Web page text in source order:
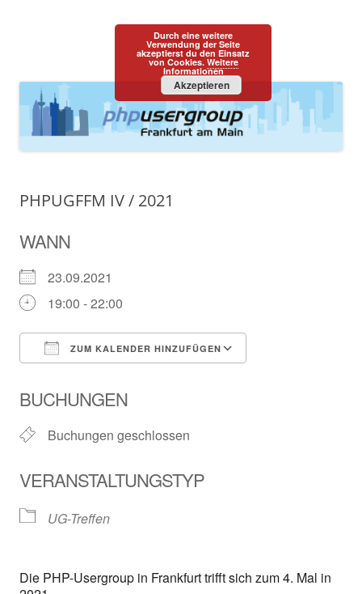
PHPUGFFM
one programming language::one community
Menü Zum
Inhalt
springen
PHPUGFFM IV / 2021
WANN
23.09.2021
19:00 - 22:00
ZUM KALENDER HINZUFÜGEN
BUCHUNGEN
Buchungen geschlossen
VERANSTALTUNGSTYP
UG-Treffen
Die PHP-Usergroup in Frankfurt trifft sich zum 4. Mal in
Durch eine weitere
Verwendung der Seite
akzeptierst du den Einsatz
von Cookies. Weitere
Informationen
Akzeptieren